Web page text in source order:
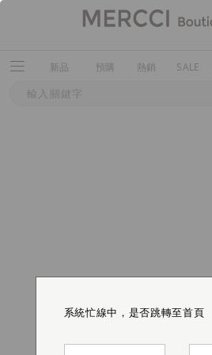
新品 預購 熱銷 SALE
系統忙線中，是否跳轉至首頁
系統忙線中，是否跳轉至首頁
系統忙線中，是否跳轉至首頁
系統忙線中，是否跳轉至首頁
系統忙線中，是否跳轉至首頁